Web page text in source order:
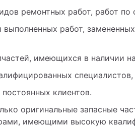
ремонтных работ, работ по
работ,
имеющихся в наличии
специалистов,
клиентов.
оригинальные запасные
имеющими высокую